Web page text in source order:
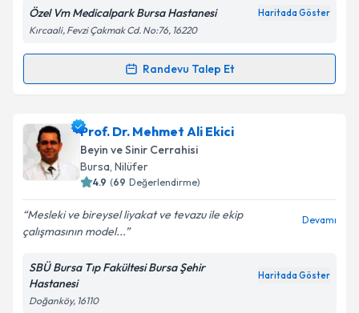
Kişisel verilerimin işlenmesine ilişkin
Metni'ni okudum ve kişisel verilerimin belirtilen
Takvim Talebini Gönder
Özel Vm Medicalpark Bursa Hastanesi Haritada Göster
Kırcaali, Fevzi Çakmak Cd. No:76, 16220
Randevu Talep Et
Randevu Takvimi Talebi
Dr. Öğr. Üyesi Merve Korukcuiçin randevu takvimi
talebi oluşturun. Size bu uzmandan randevu almanız
için bir takvim hazırlandığında e-posta ile
bilgilendireceğiz.
E-posta Adresiniz
Kişisel verilerimin işlenmesine ilişkin
Metni
Prof. Dr. Mehmet Ali Ekici
Beyin ve Sinir Cerrahisi
Bursa, Nilüfer
4.9 (69 Değerlendirme)
Mesleki ve bireysel liyakat ve tevazu ile ekip
çalışmasının model...
Devamı
SBÜ Bursa Tıp Fakültesi Bursa Şehir
Hastanesi
Haritada Göster
Doğanköy, 16110